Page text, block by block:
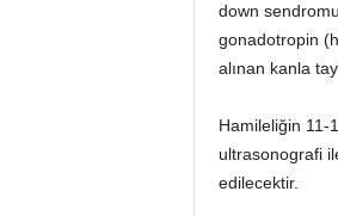
down
gonadotropin
alınan kanla
Hamileliğin 11-
ultrasonografi
edilecektir.